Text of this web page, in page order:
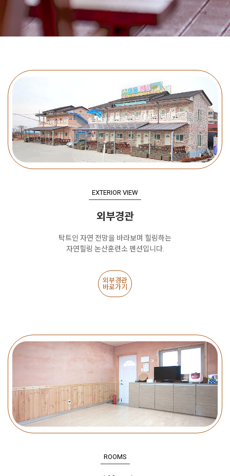
EXTERIOR VIEW
외부경관
탁트인 자연 전망을 바라보며 힐링하는
자연힐링 논산훈련소 펜션입니다.
외부경관
바로가기
ROOMS